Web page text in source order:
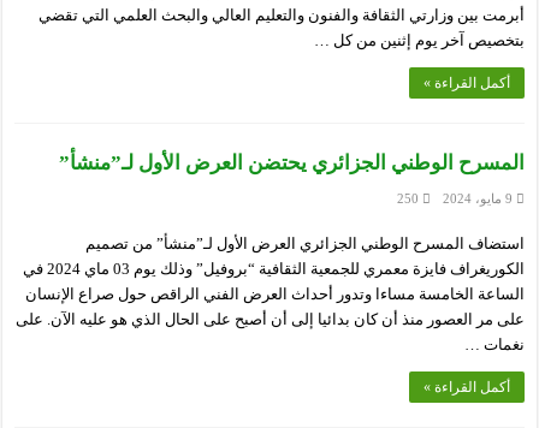
أبرمت بين وزارتي الثقافة والفنون والتعليم العالي والبحث العلمي التي تقضي
بتخصيص آخر يوم إثنين من كل …
أكمل القراءة »
المسرح الوطني الجزائري يحتضن العرض الأول لـ”منشأ”
9 مايو، 2024 250
استضاف المسرح الوطني الجزائري العرض الأول لـ”منشأ” من تصميم
الكوريغراف فايزة معمري للجمعية الثقافية “بروفيل” وذلك يوم 03 ماي 2024 في
الساعة الخامسة مساءا وتدور أحداث العرض الفني الراقص حول صراع الإنسان
على مر العصور منذ أن كان بدائيا إلى أن أصبح على الحال الذي هو عليه الآن. على
نغمات …
أكمل القراءة »